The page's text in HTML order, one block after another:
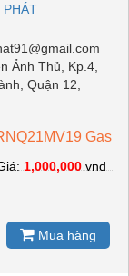
PHÁT
Ảnh Thủ, Kp.4,
Quận 12,
Gas
1,000,000 vnđ
Mua hàng